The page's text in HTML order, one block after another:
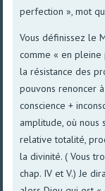
perfection », mot
Vous définissez le
comme « en pleine
la résistance des
pouvons renoncer
conscience +
amplitude, où nous
relative totalité,
la divinité. ( Vous
chap. IV et V.) Je